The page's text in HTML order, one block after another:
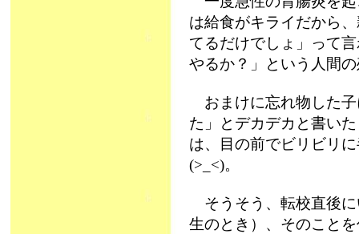
は給食がキライだから
てるだけでしょ」って
やるか？」という人間
おまけに忘れ物した子
た」とデカデカと書い
は、目の前でビリビリ
(>_<)。
そうそう、転校直後に
生のとき）、そのこと